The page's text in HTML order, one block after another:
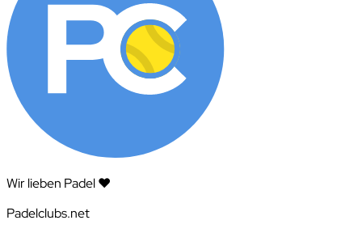
Wir lieben Padel ❤️
Padelclubs.net